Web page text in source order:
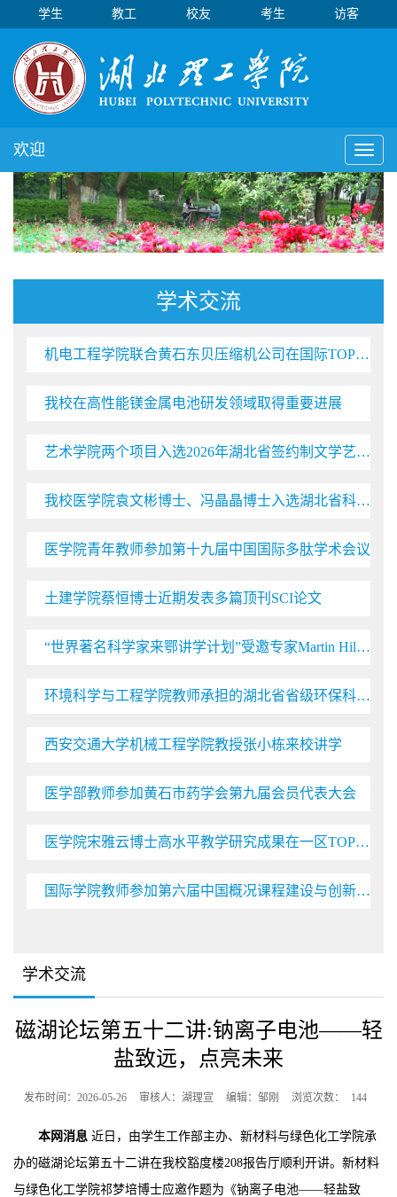
学生 教工 校友 考生 访客
Toggle
欢迎
学术交流
机电工程学院联合黄石东贝压缩机公司在国际TOP期刊发表研究成果
我校在高性能镁金属电池研发领域取得重要进展
艺术学院两个项目入选2026年湖北省签约制文学艺术创作扶持项目
我校医学院袁文彬博士、冯晶晶博士入选湖北省科协晨光托举工程
医学院青年教师参加第十九届中国国际多肽学术会议
土建学院蔡恒博士近期发表多篇顶刊SCI论文
“世界著名科学家来鄂讲学计划”受邀专家Martin Hilpert来校开展系列学术讲座
环境科学与工程学院教师承担的湖北省省级环保科研项目顺利通过验收
西安交通大学机械工程学院教授张小栋来校讲学
医学部教师参加黄石市药学会第九届会员代表大会
医学院宋雅云博士高水平教学研究成果在一区TOP期刊刊发
国际学院教师参加第六届中国概况课程建设与创新论坛暨骨干教师研修会
学术交流
磁湖论坛第五十二讲:钠离子电池——轻
盐致远，点亮未来
发布时间：2026-05-26 审核人：湖理宣 编辑：邹刚 浏览次数： 144
本网消息 近日，由学生工作部主办、新材料与绿色化工学院承
办的磁湖论坛第五十二讲在我校豁度楼208报告厅顺利开讲。新材料
与绿色化工学院祁梦培博士应邀作题为《钠离子电池——轻盐致